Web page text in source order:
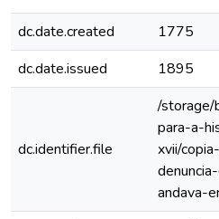
dc.date.created
1775
dc.date.issued
1895
dc.identifier.file
/storage/
para-a-
xvii/
andava-